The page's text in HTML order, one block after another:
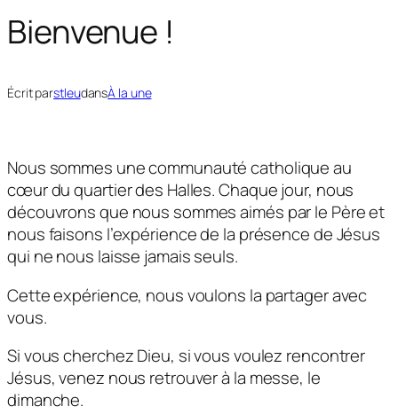
Bienvenue !
Écrit parstleudansÀ la une
Nous sommes une communauté catholique au
cœur du quartier des Halles. Chaque jour, nous
découvrons que nous sommes aimés par le Père et
nous faisons l’expérience de la présence de Jésus
qui ne nous laisse jamais seuls.
Cette expérience, nous voulons la partager avec
vous.
Si vous cherchez Dieu, si vous voulez rencontrer
Jésus, venez nous retrouver à la messe, le
dimanche.